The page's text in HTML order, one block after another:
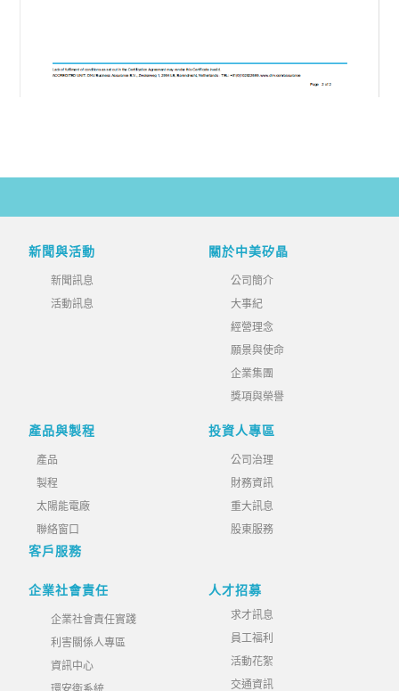
新聞與活動
新聞訊息
活動訊息
關於中美矽晶
公司簡介
大事紀
經營理念
願景與使命
企業集團
獎項與榮譽
產品與製程
產品
製程
太陽能電廠
聯絡窗口
客戶服務
投資人專區
公司治理
財務資訊
重大訊息
股東服務
企業社會責任
企業社會責任實踐
利害關係人專區
資訊中心
人才招募
求才訊息
員工福利
活動花絮
交通資訊